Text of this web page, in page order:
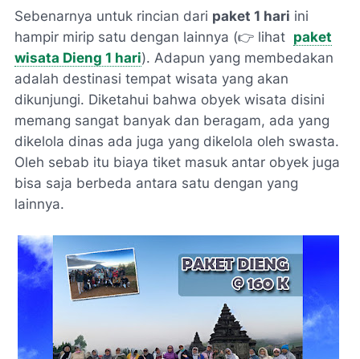
Sebenarnya untuk rincian dari paket 1 hari ini
hampir mirip satu dengan lainnya (👉 lihat paket
wisata Dieng 1 hari). Adapun yang membedakan
adalah destinasi tempat wisata yang akan
dikunjungi. Diketahui bahwa obyek wisata disini
memang sangat banyak dan beragam, ada yang
dikelola dinas ada juga yang dikelola oleh swasta.
Oleh sebab itu biaya tiket masuk antar obyek juga
bisa saja berbeda antara satu dengan yang
lainnya.